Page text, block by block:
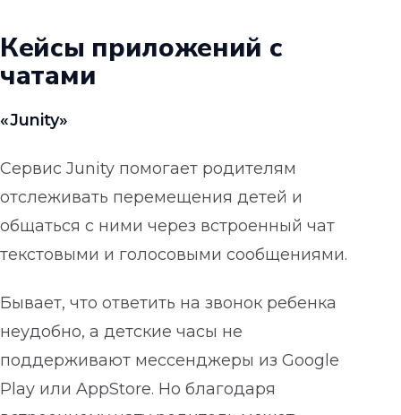
Кейсы приложений с
чатами
«Junity»
Сервис Junity помогает родителям
отслеживать перемещения детей и
общаться с ними через встроенный чат
текстовыми и голосовыми сообщениями.
Бывает, что ответить на звонок ребенка
неудобно, а детские часы не
поддерживают мессенджеры из Google
Play или AppStore. Но благодаря